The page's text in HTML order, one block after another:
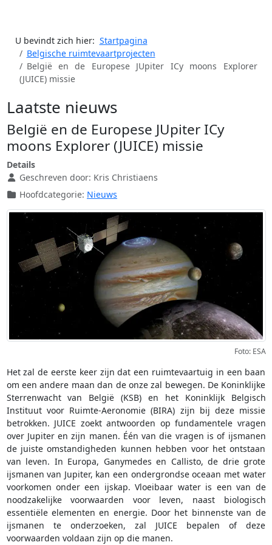
U bevindt zich hier: Startpagina
Belgische ruimtevaartprojecten
België en de Europese JUpiter ICy moons Explorer
(JUICE) missie
Laatste nieuws
België en de Europese JUpiter ICy
moons Explorer (JUICE) missie
Details
Geschreven door: Kris Christiaens
Hoofdcategorie: Nieuws
Foto: ESA
Het zal de eerste keer zijn dat een ruimtevaartuig in een baan
om een andere maan dan de onze zal bewegen. De Koninklijke
Sterrenwacht van België (KSB) en het Koninklijk Belgisch
Instituut voor Ruimte-Aeronomie (BIRA) zijn bij deze missie
betrokken. JUICE zoekt antwoorden op fundamentele vragen
over Jupiter en zijn manen. Één van die vragen is of ijsmanen
de juiste omstandigheden kunnen hebben voor het ontstaan
van leven. In Europa, Ganymedes en Callisto, de drie grote
ijsmanen van Jupiter, kan een ondergrondse oceaan met water
voorkomen onder een ijskap. Vloeibaar water is een van de
noodzakelijke voorwaarden voor leven, naast biologisch
essentiële elementen en energie. Door het binnenste van de
ijsmanen te onderzoeken, zal JUICE bepalen of deze
voorwaarden voldaan zijn op die manen.